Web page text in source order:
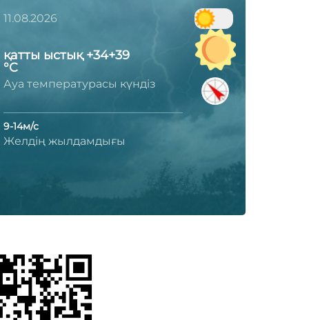
11.08.2026
қатты ыстық +34+39
°C
Ауа температурасы күндіз
9-14м/с
Желдің жылдамдығы